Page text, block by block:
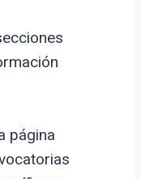
página